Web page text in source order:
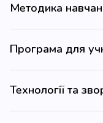
Методика
Програма для
Технології та